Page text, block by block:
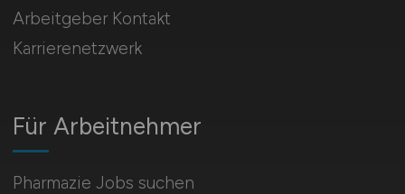
Für Arbeitnehmer
Pharmazie Jobs suchen
Arbeitgeber Kontakt
Karrierenetzwerk